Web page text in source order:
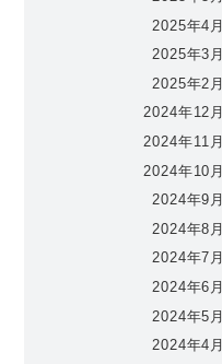
2025年4月
2025年3月
2025年2月
2024年12月
2024年11月
2024年10月
2024年9月
2024年8月
2024年7月
2024年6月
2024年5月
2024年4月